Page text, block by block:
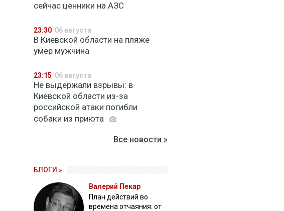
сейчас ценники на АЗС
23:30 06 августа
В Киевской области на пляже
умер мужчина
23:15 06 августа
Не выдержали взрывы: в
Киевской области из-за
российской атаки погибли
собаки из приюта
Все новости »
БЛОГИ »
Валерий Пекар
План действий во
времена отчаяния: от